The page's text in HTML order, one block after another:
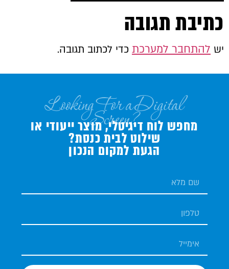
כתיבת תגובה
יש להתחבר למערכת כדי לכתוב תגובה.
Looking For a Digital
Screen?
מחפש לוח דיגיטלי, מוצר ייעודי או
שילוט לבית כנסת?
הגעת למקום הנכון